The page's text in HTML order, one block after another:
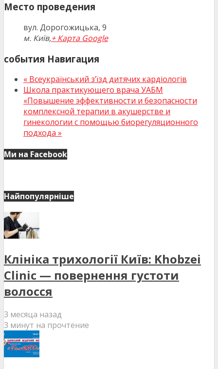
Место проведения
вул. Дорогожицька, 9
м. Київ,+ Карта Google
события Навигация
« Всеукраїнський з’їзд дитячих кардіологів
Школа практикующего врача УАБМ
«Повышение эффективности и безопасности
комплексной терапии в акушерстве и
гинекологии с помощью биорегуляционного
подхода »
Ми на Facebook
Найпопулярніше
Клініка трихології Київ: Khobzei
Clinic — повернення густоти
волосся
3 месяца назад
3 минут на прочтение